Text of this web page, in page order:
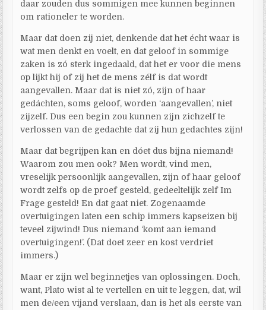
daar zouden dus sommigen mee kunnen beginnen
om rationeler te worden.
Maar dat doen zij niet, denkende dat het écht waar is
wat men denkt en voelt, en dat geloof in sommige
zaken is zó sterk ingedaald, dat het er voor die mens
op lijkt hij of zij het de mens zélf is dat wordt
aangevallen. Maar dat is niet zó, zijn of haar
gedáchten, soms geloof, worden ‘aangevallen’, niet
zijzelf. Dus een begin zou kunnen zijn zichzelf te
verlossen van de gedachte dat zij hun gedachtes zijn!
Maar dat begrijpen kan en dóet dus bijna niemand!
Waarom zou men ook? Men wordt, vind men,
vreselijk persoonlijk aangevallen, zijn of haar geloof
wordt zelfs op de proef gesteld, gedeeltelijk zelf Im
Frage gesteld! En dat gaat niet. Zogenaamde
overtuigingen laten een schip immers kapseizen bij
teveel zijwind! Dus niemand ‘komt aan iemand
overtuigingen!’. (Dat doet zeer en kost verdriet
immers.)
Maar er zijn wel beginnetjes van oplossingen. Doch,
want, Plato wist al te vertellen en uit te leggen, dat, wil
men de/een vijand verslaan, dan is het als eerste van